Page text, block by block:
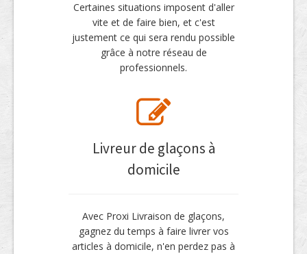
Certaines situations imposent d'aller
vite et de faire bien, et c'est
justement ce qui sera rendu possible
grâce à notre réseau de
professionnels.
Livreur de glaçons à
domicile
Avec Proxi Livraison de glaçons,
gagnez du temps à faire livrer vos
articles à domicile, n'en perdez pas à